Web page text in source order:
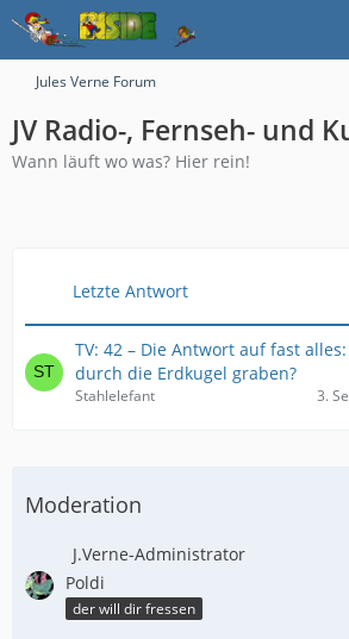
Jules Verne Forum
JV Radio-, Fernseh- und
Wann läuft wo was? Hier rein!
Letzte Antwort
TV: 42 – Die Antwort auf fast
durch die Erdkugel graben?
Stahlelefant 3.
Moderation
J.Verne-Administrator
Poldi
der will dir fressen